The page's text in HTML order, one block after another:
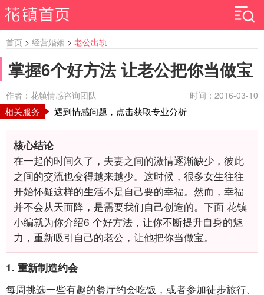
首页 > 经营婚姻 > 老公出轨
掌握6个好方法 让老公把你当做宝
作者：花镇情感咨询团队 时间：2016-03-10
相关服务 遇到情感问题，点击获取专业分析
核心结论
在一起的时间久了，夫妻之间的激情逐渐缺少，彼此
之间的交流也变得越来越少。这时候，很多女生往往
开始怀疑这样的生活不是自己要的幸福。然而，幸福
并不会从天而降，是需要我们自己创造的。下面 花镇
小编就为你介绍6 个好方法，让你不断提升自身的魅
力，重新吸引自己的老公，让他把你当做宝。
1. 重新制造约会
每周挑选一些有趣的餐厅约会吃饭，或者参加徒步旅行、